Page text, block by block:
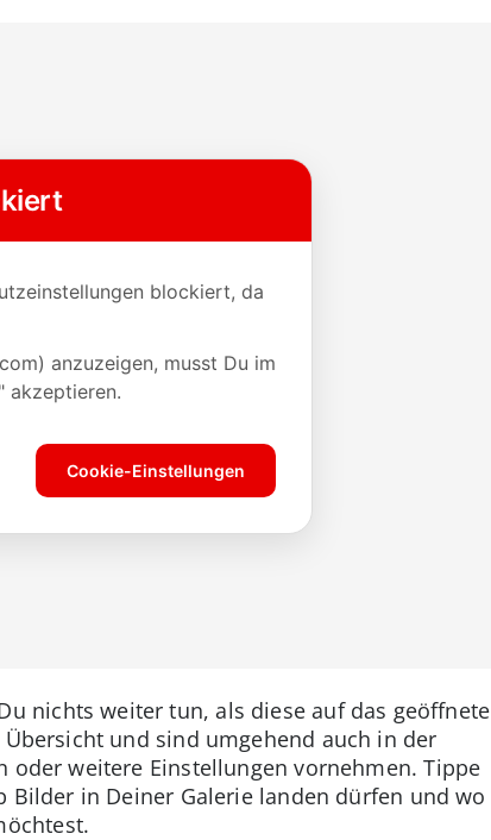
nichts weiter tun, als diese auf das geöffnete
und sind umgehend auch in der
oder weitere Einstellungen vornehmen. Tippe
Bilder in Deiner Galerie landen dürfen und wo